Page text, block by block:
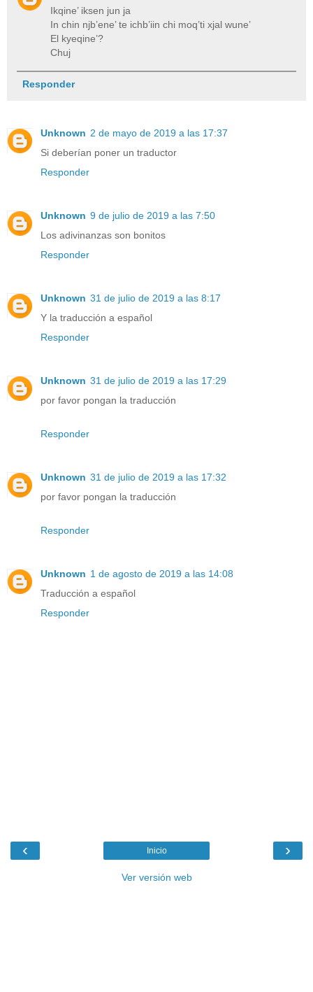
Ikqine’ iksen jun ja
In chin njb’ene’ te ichb’iin chi moq’ti xjal wune’
El kyeqine’?
Chuj
Responder
Unknown 2 de mayo de 2019 a las 17:37
Si deberían poner un traductor
Responder
Unknown 9 de julio de 2019 a las 7:50
Los adivinanzas son bonitos
Responder
Unknown 31 de julio de 2019 a las 8:17
Y la traducción a español
Responder
Unknown 31 de julio de 2019 a las 17:29
por favor pongan la traducción
Responder
Unknown 31 de julio de 2019 a las 17:32
por favor pongan la traducción
Responder
Unknown 1 de agosto de 2019 a las 14:08
Traducción a español
Responder
‹ ›
Inicio
Ver versión web